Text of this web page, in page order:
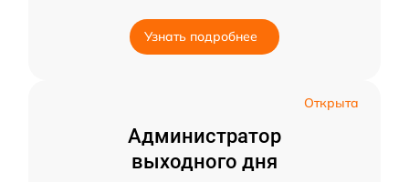
Узнать подробнее
Открыта
Администратор
выходного дня